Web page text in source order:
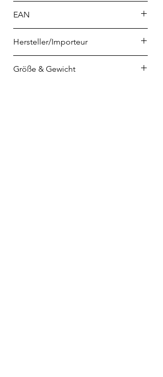
EAN
Hersteller/Importeur
Marterkoog 4
Größe & Gewicht